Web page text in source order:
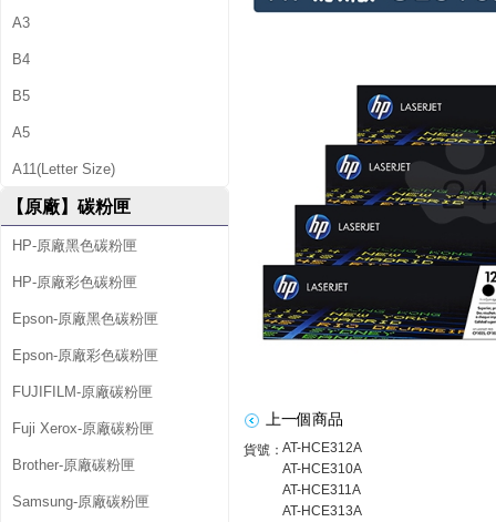
1
A
C
E
3
1
2
A
A3
B4
B5
A5
A11(Letter Size)
【原廠】碳粉匣
HP-原廠黑色碳粉匣
HP-原廠彩色碳粉匣
Epson-原廠黑色碳粉匣
Epson-原廠彩色碳粉匣
FUJIFILM-原廠碳粉匣
Fuji Xerox-原廠碳粉匣
Brother-原廠碳粉匣
Samsung-原廠碳粉匣
上一個商品
貨號：AT-HCE312A
AT-HCE310A
AT-HCE311A
AT-HCE313A